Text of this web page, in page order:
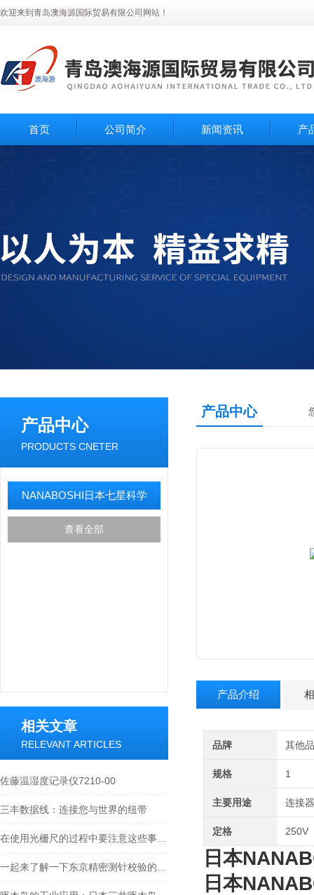
欢迎来到青岛澳海源国际贸易有限公司网站！
首页 公司简介 新闻资讯 产
产品中心
PRODUCTS CNETER
NANABOSHI日本七星科学
查看全部
相关文章
RELEVANT ARTICLES
佐藤温湿度记录仪7210-00
三丰数据线：连接您与世界的纽带
产品中心
产品介绍
品牌 其他
规格 1
主要用途 连接器
定格
日本
日本